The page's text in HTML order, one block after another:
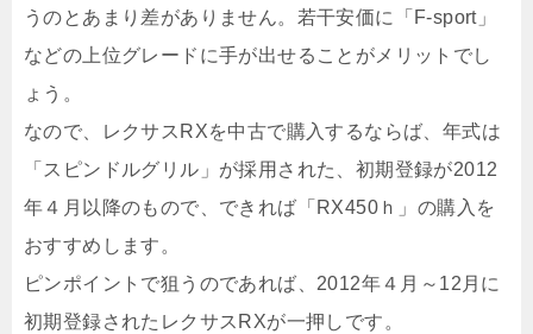
うのとあまり差がありません。若干安価に「F‐sport」
などの上位グレードに手が出せることがメリットでし
ょう。
なので、レクサスRXを中古で購入するならば、年式は
「スピンドルグリル」が採用された、初期登録が2012
年４月以降のもので、できれば「RX450ｈ」の購入を
おすすめします。
ピンポイントで狙うのであれば、2012年４月～12月に
初期登録されたレクサスRXが一押しです。